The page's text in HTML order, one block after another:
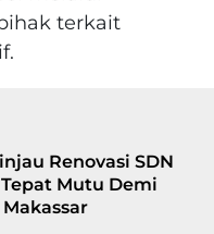
terkait
Renovasi SDN
Mutu Demi